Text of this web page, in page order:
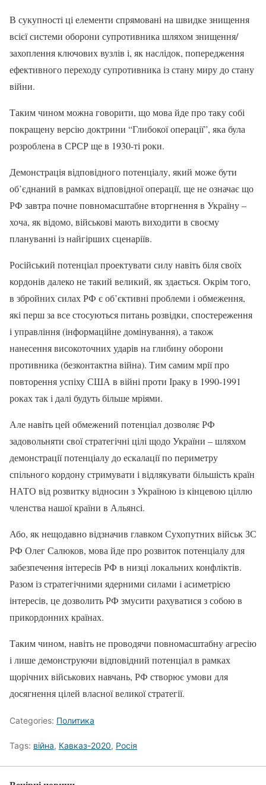
В сукупності ці елементи спрямовані на швидке знищення
всієї системи оборони супротивника шляхом знищення/
захоплення ключових вузлів і, як наслідок, попередження
ефективного переходу супротивника із стану миру до стану
війни.
Таким чином можна говорити, що мова йде про таку собі
покращену версію доктрини “Глибокої операції”, яка була
розроблена в СРСР ще в 1930-ті роки.
Демонстрація відповідного потенціалу, який може бути
об’єднаний в рамках відповідної операції, ще не означає що
РФ завтра почне повномасштабне вторгнення в Україну –
хоча, як відомо, військові мають виходити в своєму
плануванні із найгірших сценаріїв.
Російський потенціал проектувати силу навіть біля своїх
кордонів далеко не такий великий, як здається. Окрім того,
в збройних силах РФ є об’єктивні проблеми і обмеження,
які перш за все стосуються питань розвідки, спостереження
і управління (інформаційне домінування), а також
нанесення високоточних ударів на глибину оборони
противника (безконтактна війна). Тим самим мрії про
повторення успіху США в війні проти Іраку в 1990-1991
роках так і далі будуть більше мріями.
Але навіть цей обмежений потенціал дозволяє РФ
задовольняти свої стратегічні цілі щодо України – шляхом
демонстрації потенціалу до ескалації по периметру
спільного кордону стримувати і відлякувати більшість країн
НАТО від розвитку відносин з Україною із кінцевою ціллю
членства нашої країни в Альянсі.
Або, як нещодавно відзначив главком Сухопутних військ ЗС
РФ Олег Салюков, мова йде про розвиток потенціалу для
забезпечення інтересів РФ в низці локальних конфліктів.
Разом із стратегічними ядерними силами і асиметрією
інтересів, це дозволить РФ змусити рахуватися з собою в
прикордонних країнах.
Таким чином, навіть не проводячи повномасштабну агресію
і лише демонструючи відповідний потенціал в рамках
щорічних військових навчань, РФ створює умови для
досягнення цілей власної великої стратегії.
Categories: Политика
Tags: війна, Кавказ-2020, Росія